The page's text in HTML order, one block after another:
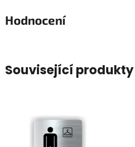
Hodnocení
Související produkty